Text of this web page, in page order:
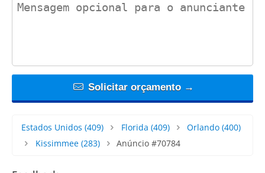
Solicitar orçamento →
Estados Unidos (409) Florida (409) Orlando (400)
Kissimmee(283) Anúncio #70784